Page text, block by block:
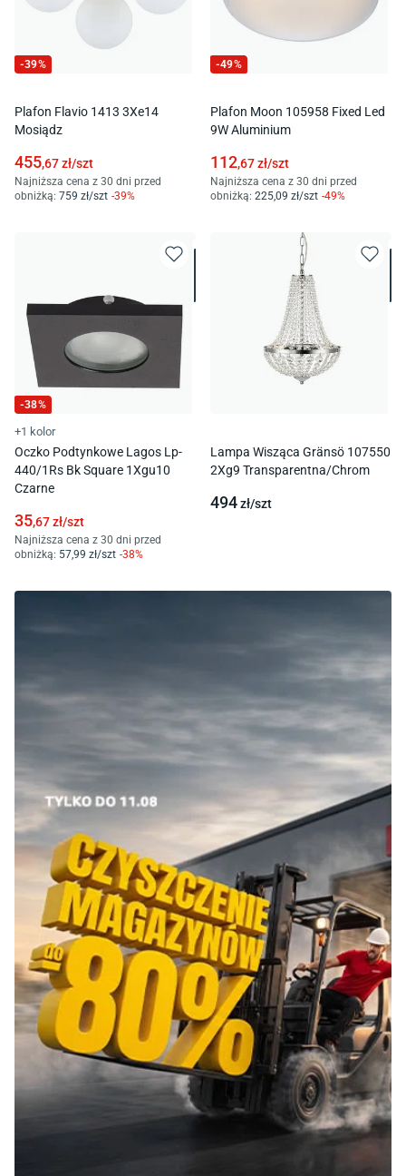
-39%
Plafon Flavio 1413 3Xe14
Mosiądz
455,67zł/szt
Najniższa cena z 30 dni przed
obniżką: 759 zł/szt -39%
-49%
Plafon Moon 105958 Fixed Led
9W Aluminium
112,67zł/szt
Najniższa cena z 30 dni przed
obniżką: 225,09 zł/szt -49%
-38%
+1 kolor
Oczko Podtynkowe Lagos Lp-
440/1Rs Bk Square 1Xgu10
Czarne
35,67zł/szt
Najniższa cena z 30 dni przed
obniżką: 57,99 zł/szt -38%
Lampa Wisząca Gränsö 107550
2Xg9 Transparentna/Chrom
494zł/szt